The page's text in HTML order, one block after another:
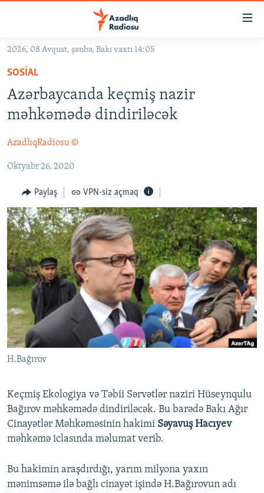
Əsas
qayıt
Əsas
naviqasiyaya
qayıt
Axtarışa
GÜNDƏM
#İZAHLA
KORRUPSIOMETR
FƏRQƏ BAX
QANUNI DOĞRU
ARAŞDIRMA
MULTIMEDIA
VIDEO
FOTOQALEREYA
İNFOQRAFIKA
KARIKATURA
RADIO ARXIV
OXU ZALI
AZƏRBAYCAN ƏDƏBIYYATI KITABXANASI
İSLAM VƏ DEMOKRATIYA
İZ - MƏDƏNIYYƏT PROQRAMI
HAQQIMIZDA
MISSIYAMIZ
PEŞƏ ETIKASI VƏ JURNALISTIKA STANDARTLARIMIZ
MATERIALLARIMIZDAN ISTIFADƏ
AZADLIQRADIOSU MOBIL TELEFONUNUZDA
BIZIMLƏ ƏLAQƏ
BIZI IZLƏ
RFE/RL-in bütün saytları
2026, 08 Avqust, şənbə, Bakı vaxtı 14:05
SOSIAL
Azərbaycanda keçmiş nazir
məhkəmədə dindiriləcək
AzadlıqRadiosu ©
Oktyabr 26, 2020
Paylaş VPN-siz açmaq
H.Bağırov
Keçmiş Ekologiya və Təbii Sərvətlər naziri Hüseynqulu
Bağırov məhkəmədə dindiriləcək. Bu barədə Bakı Ağır
Cinayətlər Məhkəməsinin hakimi Səyavuş Hacıyev
məhkəmə iclasında məlumat verib.
Bu hakimin araşdırdığı, yarım milyona yaxın
mənimsəmə ilə bağlı cinayət işində H.Bağırovun adı